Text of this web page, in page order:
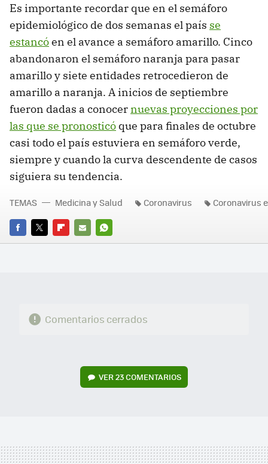
Es importante recordar que en el semáforo
epidemiológico de dos semanas el país se
estancóen el avance a semáforo amarillo. Cinco
abandonaron el semáforo naranja para pasar
amarillo y siete entidades retrocedieron de
amarillo a naranja. A inicios de septiembre
fueron dadas a conocernuevas proyecciones por
las que se pronosticó que para finales de octubre
casi todo el país estuviera en semáforo verde,
siempre y cuando la curva descendente de casos
siguiera su tendencia.
FACEBOOK
TWITTERFLIPBOARD
E-
WHATSAPP
TEMAS Medicina y Salud Coronavirus Coronavirus
Comentarios cerrados
VER23 COMENTARIOS